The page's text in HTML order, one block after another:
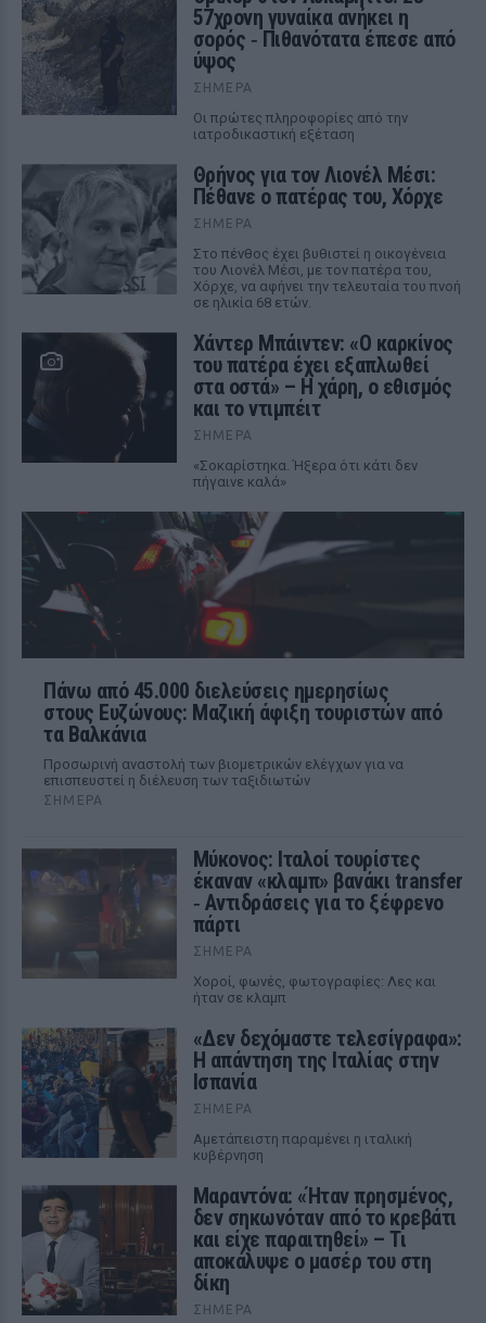
57χρονη γυναίκα ανήκει η
σορός ‑ Πιθανότατα έπεσε από
ύψος
ΣΉΜΕΡΑ
Οι πρώτες πληροφορίες από την
ιατροδικαστική εξέταση
Θρήνος για τον Λιονέλ Μέσι:
Πέθανε ο πατέρας του, Χόρχε
ΣΉΜΕΡΑ
Στο πένθος έχει βυθιστεί η οικογένεια
του Λιονέλ Μέσι, με τον πατέρα του,
Χόρχε, να αφήνει την τελευταία του πνοή
σε ηλικία 68 ετών.
Χάντερ Μπάιντεν: «Ο καρκίνος
του πατέρα έχει εξαπλωθεί
στα οστά» – Η χάρη, ο εθισμός
και το ντιμπέιτ
ΣΉΜΕΡΑ
«Σοκαρίστηκα. Ήξερα ότι κάτι δεν
πήγαινε καλά»
Πάνω από 45.000 διελεύσεις ημερησίως
στους Ευζώνους: Μαζική άφιξη τουριστών από
τα Βαλκάνια
Προσωρινή αναστολή των βιομετρικών ελέγχων για να
επισπευστεί η διέλευση των ταξιδιωτών
ΣΉΜΕΡΑ
Μύκονος: Ιταλοί τουρίστες
έκαναν «κλαμπ» βανάκι transfer
‑ Αντιδράσεις για το ξέφρενο
πάρτι
ΣΉΜΕΡΑ
Χοροί, φωνές, φωτογραφίες: Λες και
ήταν σε κλαμπ
«Δεν δεχόμαστε τελεσίγραφα»:
Η απάντηση της Ιταλίας στην
Ισπανία
ΣΉΜΕΡΑ
Αμετάπειστη παραμένει η ιταλική
κυβέρνηση
Μαραντόνα: «Ήταν πρησμένος,
δεν σηκωνόταν από το κρεβάτι
και είχε παραιτηθεί» – Τι
αποκάλυψε ο μασέρ του στη
δίκη
ΣΉΜΕΡΑ